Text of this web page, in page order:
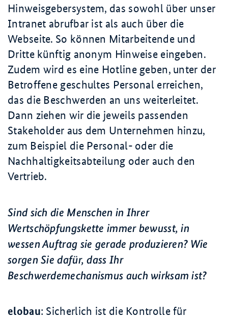
Hinweisgebersystem, das sowohl über unser
Intranet abrufbar ist als auch über die
Webseite. So können Mitarbeitende und
Dritte künftig anonym Hinweise eingeben.
Zudem wird es eine Hotline geben, unter der
Betroffene geschultes Personal erreichen,
das die Beschwerden an uns weiterleitet.
Dann ziehen wir die jeweils passenden
Stakeholder aus dem Unternehmen hinzu,
zum Beispiel die Personal- oder die
Nachhaltigkeitsabteilung oder auch den
Vertrieb.
Sind sich die Menschen in Ihrer
Wertschöpfungskette immer bewusst, in
wessen Auftrag sie gerade produzieren? Wie
sorgen Sie dafür, dass Ihr
Beschwerdemechanismus auch wirksam ist?
elobau: Sicherlich ist die Kontrolle für